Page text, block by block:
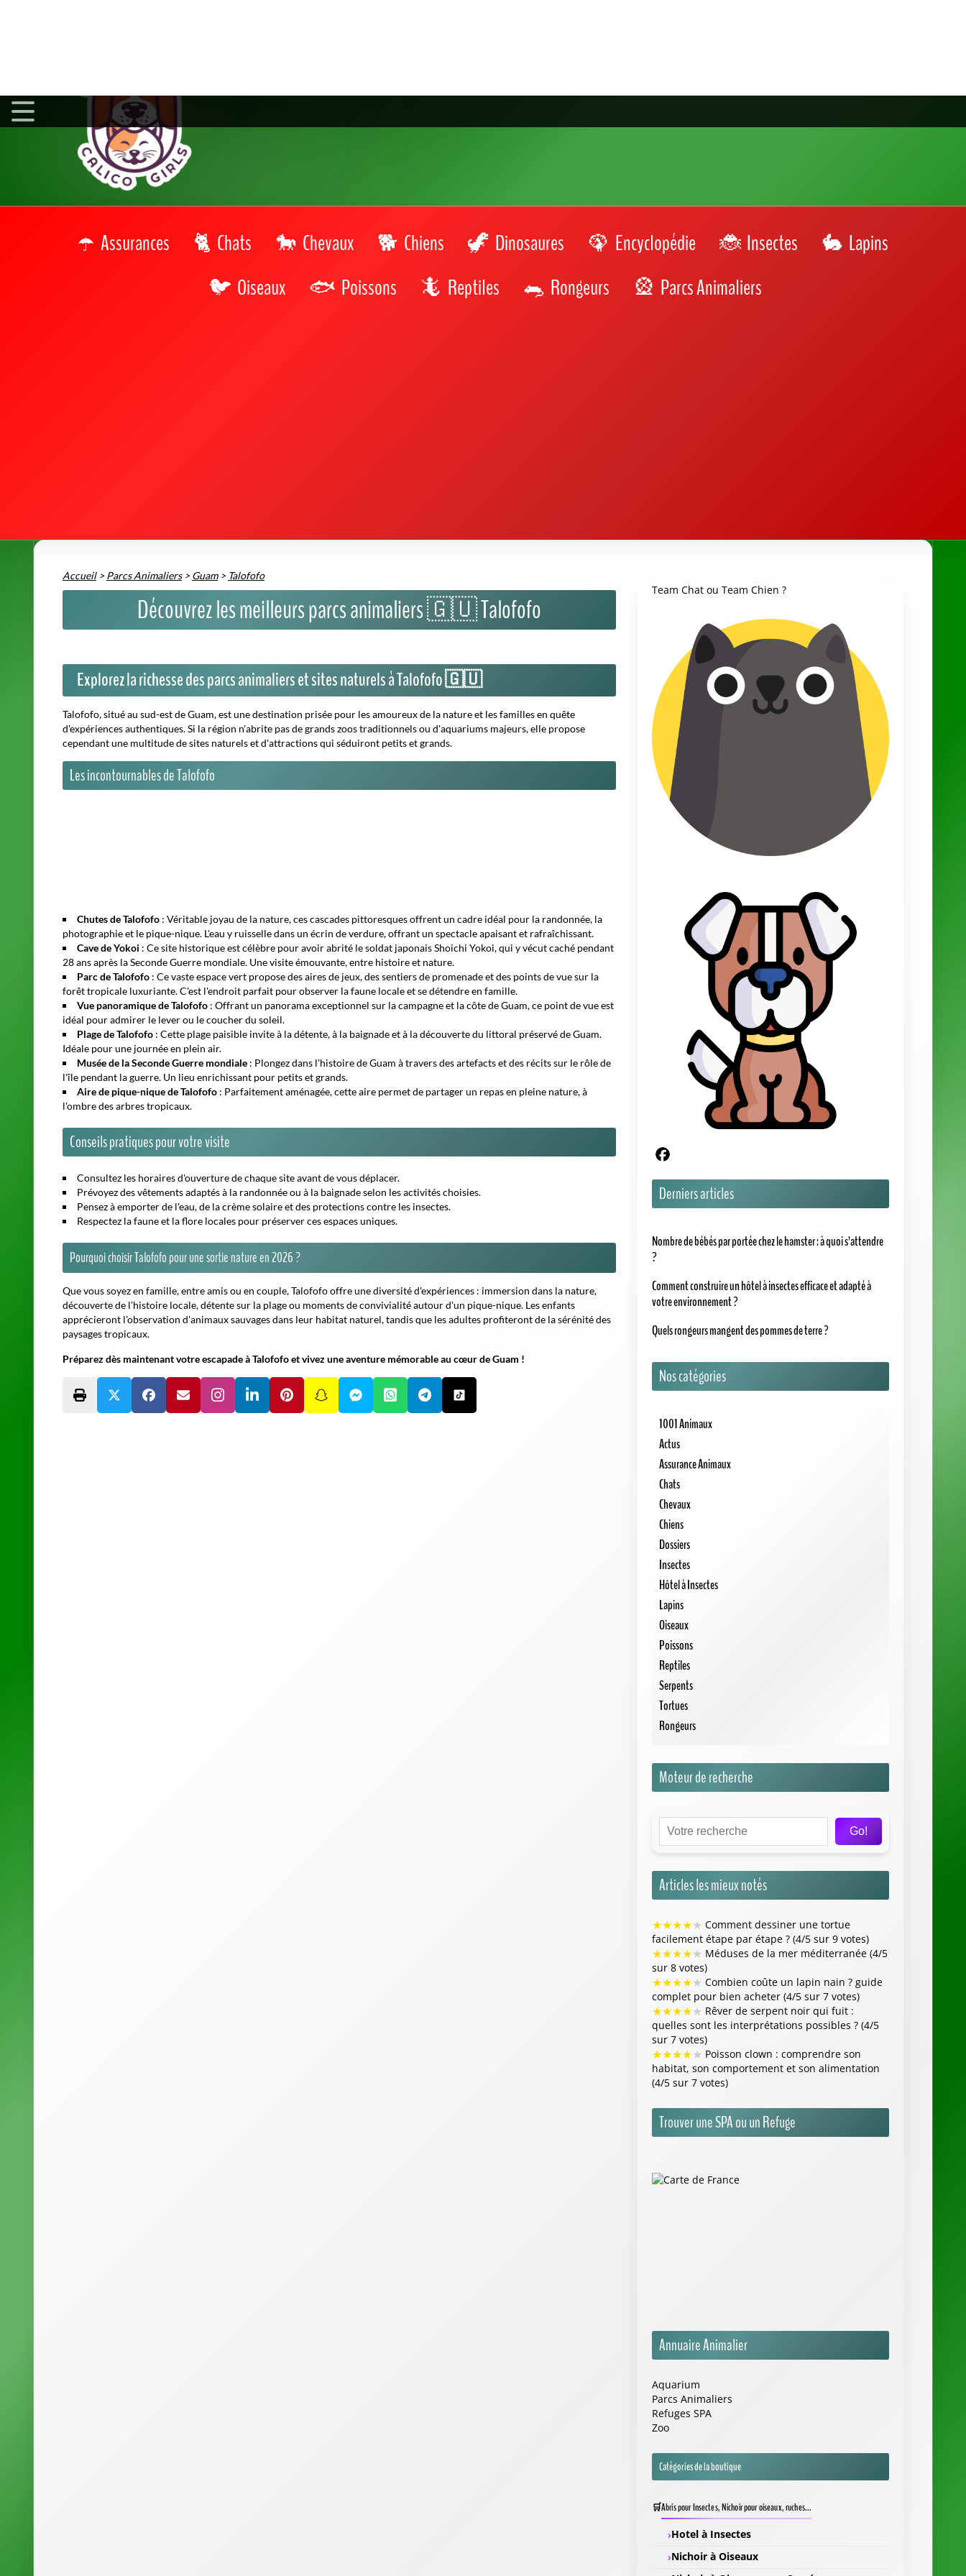
Assurances Chats Chevaux Chiens Dinosaures Encyclopédie Insectes
Lapins
Oiseaux
Poissons Reptiles Rongeurs Parcs Animaliers
Accueil>Parcs Animaliers>Guam> Talofofo
Découvrez les meilleurs parcs animaliers 🇬🇺 Talofofo
Explorez la richesse des parcs animaliers et sites naturels à Talofofo 🇬🇺
Talofofo, situé au sud-est de Guam, est une destination prisée pour les amoureux de la nature et les familles en quête
d'expériences authentiques.Si la région n'abrite pas de grands zoos traditionnels ou d'aquariums majeurs, elle propose
cependant une multitude de sites naturels et d'attractions qui séduiront petits et grands.
Les incontournables de Talofofo
Chutes de Talofofo : Véritable joyau de la nature, ces cascades pittoresques offrent un cadre idéal pour la randonnée, la
photographie et le pique-nique. L'eau y ruisselle dans un écrin de verdure, offrant un spectacle apaisant et rafraîchissant.
Cave de Yokoi : Ce site historique est célèbre pour avoir abrité le soldat japonais Shoichi Yokoi, qui y vécut caché pendant
28 ans après la Seconde Guerre mondiale. Une visite émouvante, entre histoire et nature.
Parc de Talofofo : Ce vaste espace vert propose des aires de jeux, des sentiers de promenade et des points de vue sur la
forêt tropicale luxuriante. C'est l'endroit parfait pour observer la faune locale et se détendre en famille.
Vue panoramique de Talofofo : Offrant un panorama exceptionnel sur la campagne et la côte de Guam, ce point de vue est
idéal pour admirer le lever ou le coucher du soleil.
Plage de Talofofo : Cette plage paisible invite à la détente, à la baignade et à la découverte du littoral préservé de Guam.
Idéale pour une journée en plein air.
Musée de la Seconde Guerre mondiale : Plongez dans l'histoire de Guam à travers des artefacts et des récits sur le rôle de
l'île pendant la guerre. Un lieu enrichissant pour petits et grands.
Aire de pique-nique de Talofofo : Parfaitement aménagée, cette aire permet de partager un repas en pleine nature, à
l'ombre des arbres tropicaux.
Conseils pratiques pour votre visite
Consultez les horaires d'ouverture de chaque site avant de vous déplacer.
Prévoyez des vêtements adaptés à la randonnée ou à la baignade selon les activités choisies.
Pensez à emporter de l'eau, de la crème solaire et des protections contre les insectes.
Respectez la faune et la flore locales pour préserver ces espaces uniques.
Pourquoi choisir Talofofo pour une sortie nature en 2026 ?
Que vous soyez en famille, entre amis ou en couple, Talofofo offre une diversité d'expériences : immersion dans la nature,
découverte de l'histoire locale, détente sur la plage ou moments de convivialité autour d'un pique-nique. Les enfants
apprécieront l'observation d'animaux sauvages dans leur habitat naturel, tandis que les adultes profiteront de la sérénité des
paysages tropicaux.
Préparez dès maintenant votre escapade à Talofofo et vivez une aventure mémorable au cœur de Guam !
Team Chat ou Team Chien ?
Derniers articles
Nombre de bébés par portée chez le hamster : à quoi s’attendre
?
Comment construire un hôtel à insectes efficace et adapté à
votre environnement ?
Quels rongeurs mangent des pommes de terre ?
Nos catégories
1001 Animaux
Actus
Assurance Animaux
Chats
Chevaux
Chiens
Dossiers
Insectes
Hôtel à Insectes
Lapins
Oiseaux
Poissons
Reptiles
Serpents
Tortues
Rongeurs
Moteur de recherche
Go!
Articles les mieux notés
★★★★★ Comment dessiner une tortue
facilement étape par étape ? (4/5 sur 9 votes)
★★★★★ Méduses de la mer méditerranée (4/5
sur 8 votes)
★★★★★ Combien coûte un lapin nain ? guide
complet pour bien acheter (4/5 sur 7 votes)
★★★★★ Rêver de serpent noir qui fuit :
quelles sont les interprétations possibles ? (4/5
sur 7 votes)
★★★★★ Poisson clown : comprendre son
habitat, son comportement et son alimentation
(4/5 sur 7 votes)
Trouver une SPA ou un Refuge
Annuaire Animalier
Aquarium
Parcs Animaliers
Refuges SPA
Zoo
Catégories de la boutique
Abris pour Insectes, Nichoir pour oiseaux, ruches...
Hotel à Insectes
Nichoir à Oiseaux